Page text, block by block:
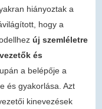
hiányoztak a
hogy a
új szemléletre
és
a belépője a
és gyakorlása. Azt
kinevezések